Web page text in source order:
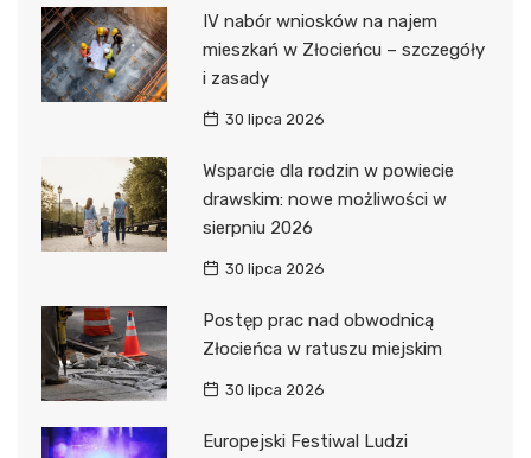
IV nabór wniosków na najem
mieszkań w Złocieńcu – szczegóły
i zasady
30 lipca 2026
Wsparcie dla rodzin w powiecie
drawskim: nowe możliwości w
sierpniu 2026
30 lipca 2026
Postęp prac nad obwodnicą
Złocieńca w ratuszu miejskim
30 lipca 2026
Europejski Festiwal Ludzi